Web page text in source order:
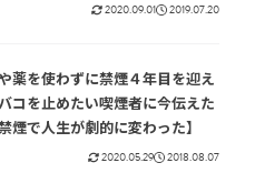
2020.09.01 2019.07.20
薬を使わずに禁煙４年目を迎え
コを止めたい喫煙者に今伝えた
煙で人生が劇的に変わった】
2020.05.29 2018.08.07